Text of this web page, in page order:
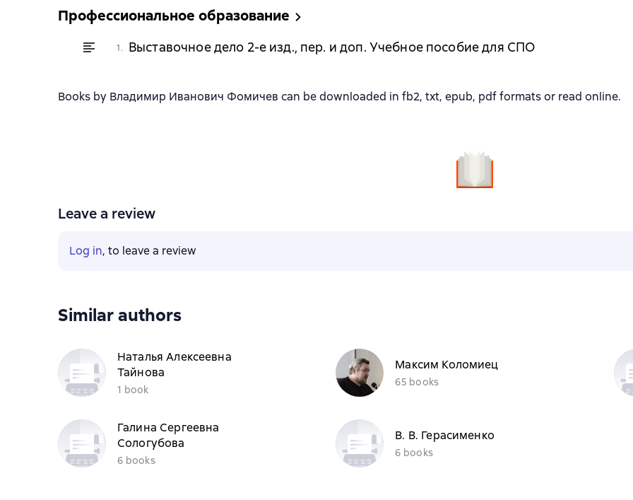
Профессиональное образование
1. Выставочное дело 2-е изд., пер. и доп. Учебное пособие для СПО
Books by Владимир Иванович Фомичев can be downloaded in fb2, txt, epub, pdf formats or read online.
Leave a review
Log in, to leave a review
Similar authors
Наталья Алексеевна
Тайнова
1 book
Максим Коломиец
65 books
Галина Сергеевна
Сологубова
6 books
В. В. Герасименко
6 books